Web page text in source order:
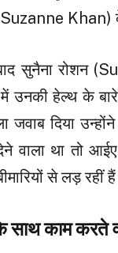
Khan) के
सुनैना रोशन
में उनकी हेल्थ के
जवाब दिया
वाला था तो
से लड़ रहीं
साथ काम करते